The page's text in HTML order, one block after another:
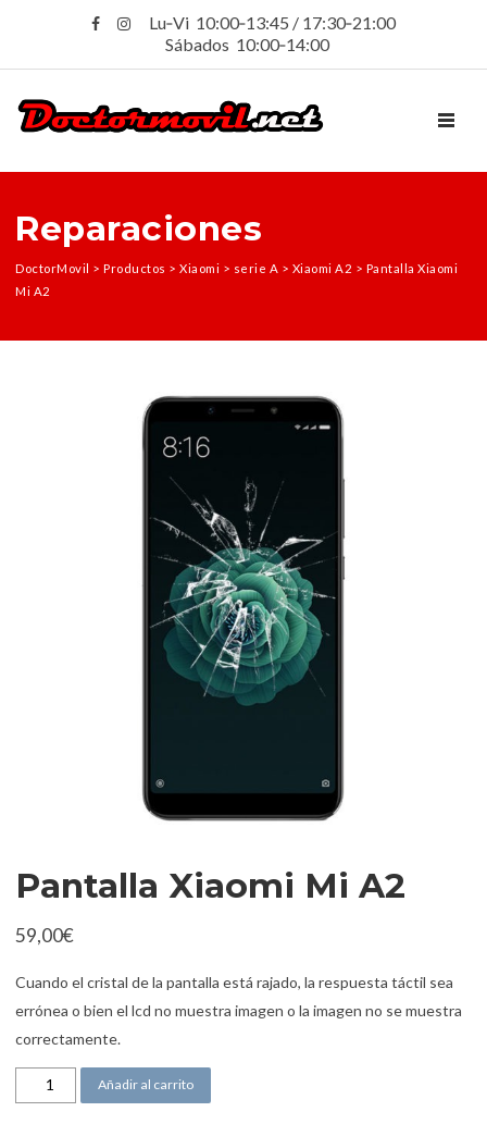
Lu‑Vi 10:00‑13:45 / 17:30‑21:00
Sábados 10:00‑14:00
Reparaciones
DoctorMovil > Productos > Xiaomi > serie A > Xiaomi A2 > Pantalla Xiaomi
Mi A2
Pantalla Xiaomi Mi A2
59,00€
Cuando el cristal de la pantalla está rajado, la respuesta táctil sea
errónea o bien el lcd no muestra imagen o la imagen no se muestra
correctamente.
Pantalla Xiaomi Mi A2 cantidad
Añadir al carrito